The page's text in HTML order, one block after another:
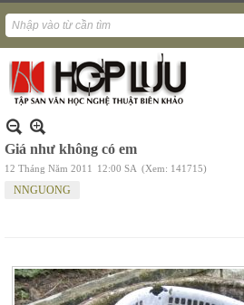
Giá như không có em
12 Tháng Năm 2011 12:00 SA (Xem: 141715)
NNGUONG